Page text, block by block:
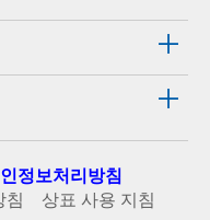
정보처리방침
침
상표 사용 지침